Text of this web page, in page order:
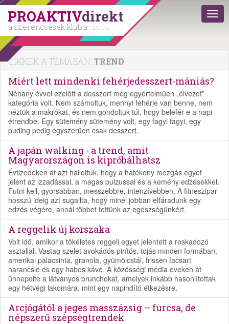
PROAKTIVdirekt
a szerencsések klubja | 2011 óta
CIKKEK A TÉMÁBAN: TREND
Miért lett mindenki fehérjedesszert-mániás?
Néhány évvel ezelőtt a desszert még egyértelműen „élvezet”
kategória volt. Nem számoltuk, mennyi fehérje van benne, nem
néztük a makrókat, és nem gondoltuk túl, hogy belefér-e a napi
étrendbe. Egy sütemény sütemény volt, egy fagyi fagyi, egy
puding pedig egyszerűen csak desszert.
A japán walking - a trend, amit
Magyarországon is kipróbálhatsz
Évtizedeken át azt hallottuk, hogy a hatékony mozgás egyet
jelent az izzadással, a magas pulzussal és a kemény edzésekkel.
Futni kell, gyorsabban, messzebbre, intenzívebben. A fitneszipar
hosszú ideig azt sugallta, hogy minél jobban elfáradunk egy
edzés végére, annál többet tettünk az egészségünkért.
A reggelik új korszaka
Volt idő, amikor a tökéletes reggeli egyet jelentett a roskadozó
asztallal. Vastag szelet avokádós pirítós, tojás minden formában,
amerikai palacsinta, granola, gyümölcstál, frissen facsart
narancslé és egy habos kávé. A közösségi média éveken át
ünnepelte a látványos brunchokat, amelyek inkább hasonlítottak
egy hétvégi lakomára, mint egy napindító étkezésre.
Arcjógától a jeges masszázsig – furcsa, de
népszerű szépségtrendek